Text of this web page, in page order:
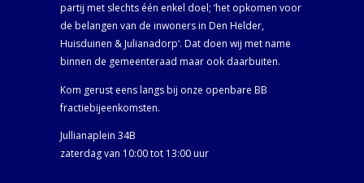
partij met slechts één enkel doel; ‘het opkomen voor
de belangen van de inwoners in Den Helder,
Huisduinen & Julianadorp‘. Dat doen wij met name
binnen de gemeenteraad maar ook daarbuiten.
Kom gerust eens langs bij onze openbare BB
fractiebijeenkomsten.
Jullianaplein 34B
zaterdag van 10:00 tot 13:00 uur